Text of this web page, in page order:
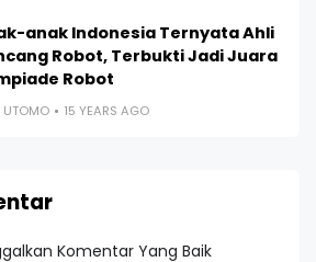
anak Indonesia Ternyata Ahli
Robot, Terbukti Jadi Juara
Robot
UTOMO 15 YEARS AGO
Komentar Yang Baik